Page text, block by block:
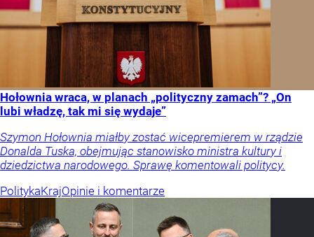
Hołownia wraca, w planach „polityczny zamach”? „On
lubi władzę, tak mi się wydaje”
Szymon Hołownia miałby zostać wicepremierem w rządzie
Donalda Tuska, obejmując stanowisko ministra kultury i
dziedzictwa narodowego. Sprawę komentowali politycy.
PolitykaKrajOpinie i komentarze